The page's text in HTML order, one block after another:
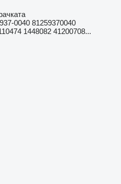
0040 81259370040
1448082 41200708...